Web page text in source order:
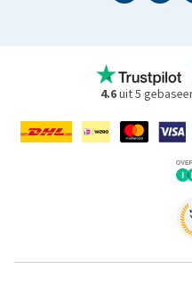
4.6uit 5